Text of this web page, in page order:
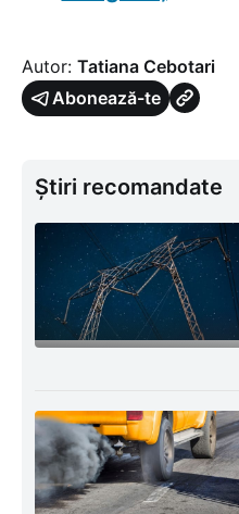
Autor: Tatiana Cebotari
Abonează-te
Știri recomandate